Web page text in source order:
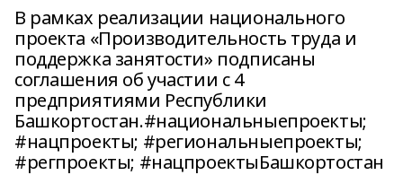
В рамках реализации национального
проекта «Производительность труда и
поддержка занятости» подписаны
соглашения об участии с 4
предприятиями Республики
Башкортостан.#национальныепроекты;
#нацпроекты; #региональныепроекты;
#регпроекты; #нацпроектыБашкортостан